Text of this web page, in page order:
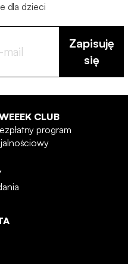
dla dzieci
Zapisuję
się
CLUB
program